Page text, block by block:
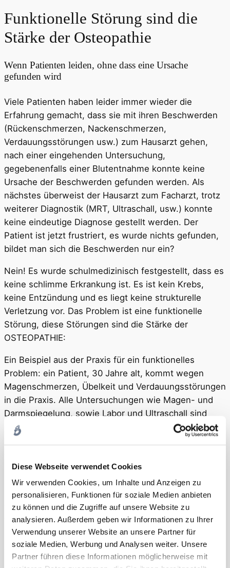
Diese Webseite verwendet Cookies
Wir verwenden Cookies, um Inhalte und Anzeigen zu
personalisieren, Funktionen für soziale Medien anbieten
zu können und die Zugriffe auf unsere Website zu
analysieren. Außerdem geben wir Informationen zu Ihrer
Verwendung unserer Website an unsere Partner für
soziale Medien, Werbung und Analysen weiter. Unsere
Partner führen diese Informationen möglicherweise mit
Funktionelle Störung sind die
Stärke der Osteopathie
Wenn Patienten leiden, ohne dass eine Ursache
gefunden wird
Viele Patienten haben leider immer wieder die
Erfahrung gemacht, dass sie mit ihren Beschwerden
(Rückenschmerzen, Nackenschmerzen,
Verdauungsstörungen usw.) zum Hausarzt gehen,
nach einer eingehenden Untersuchung,
gegebenenfalls einer Blutentnahme konnte keine
Ursache der Beschwerden gefunden werden. Als
nächstes überweist der Hausarzt zum Facharzt, trotz
weiterer Diagnostik (MRT, Ultraschall, usw.) konnte
keine eindeutige Diagnose gestellt werden. Der
Patient ist jetzt frustriert, es wurde nichts gefunden,
bildet man sich die Beschwerden nur ein?
Nein! Es wurde schulmedizinisch festgestellt, dass es
keine schlimme Erkrankung ist. Es ist kein Krebs,
keine Entzündung und es liegt keine strukturelle
Verletzung vor. Das Problem ist eine funktionelle
Störung, diese Störungen sind die Stärke der
OSTEOPATHIE:
Ein Beispiel aus der Praxis für ein funktionelles
Problem: ein Patient, 30 Jahre alt, kommt wegen
Magenschmerzen, Übelkeit und Verdauungsstörungen
in die Praxis. Alle Untersuchungen wie Magen- und
Darmspiegelung, sowie Labor und Ultraschall sind
gemacht worden, alle ohne Befund. Der Patient ist
verzweifelt, denn er bildet sich die Schmerzen nicht
reduzieren half nicht. Bei der ersten Anamnese,
stellte sich heraus, dass er Durchschlafstörungen
hatte, häufig immer um dieselbe Zeit nachts wach
wurde, sowie seit längerem Nackenverspannungen
verspürte. Diese waren für den Patienten aber nicht
so deutlich, wie seine Übelkeit oder Bauchschmerzen.
Auf genauere Nachfragen stellte sich heraus, dass der
Patient immer wieder Probleme mit Hämorriden in der